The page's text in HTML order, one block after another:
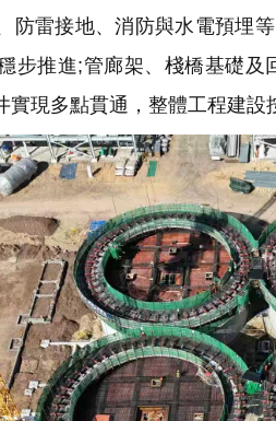
防雷接地、消防與水電預埋
步推進;管廊架、棧橋基礎
現多點貫通，整體工程建設